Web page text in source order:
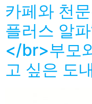
카페와 천
플러스 알
</br>부모
고 싶은 도